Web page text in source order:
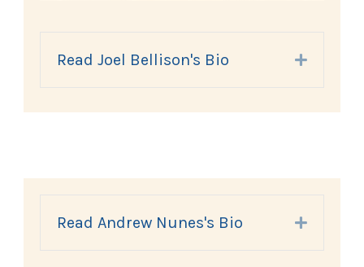
Read Joel Bellison's Bio Expand
Read Andrew Nunes's Bio Expand